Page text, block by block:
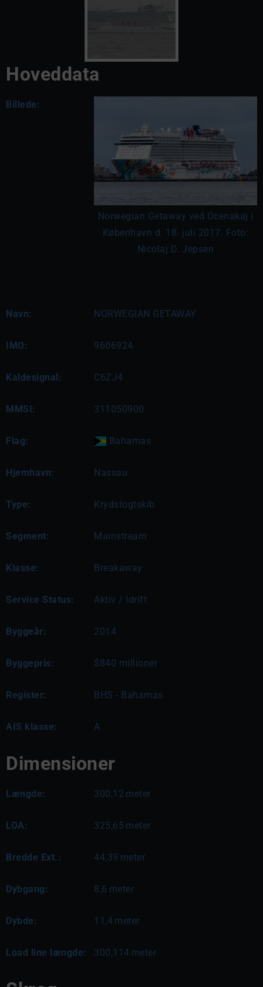
Hoveddata
Billede:
Norwegian Getaway ved Ocenakaj i
København d. 18. juli 2017. Foto:
Nicolaj D. Jepsen
Navn: NORWEGIAN GETAWAY
IMO: 9606924
Kaldesignal: C6ZJ4
MMSI: 311050900
Flag: Bahamas
Hjemhavn: Nassau
Type: Krydstogtskib
Segment: Mainstream
Klasse: Breakaway
Service Status: Aktiv / Idrift
Byggeår: 2014
Byggepris: $840 millioner
Register: BHS - Bahamas
AIS klasse: A
Dimensioner
Længde: 300,12 meter
LOA: 325,65 meter
Bredde Ext.: 44,39 meter
Dybgang: 8,6 meter
Dybde: 11,4 meter
Load line længde: 300,114 meter